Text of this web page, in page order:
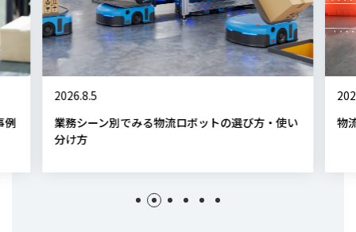
例
2026.8.5
業務シーン別でみる物流ロボットの選び方・使い
分け方
物